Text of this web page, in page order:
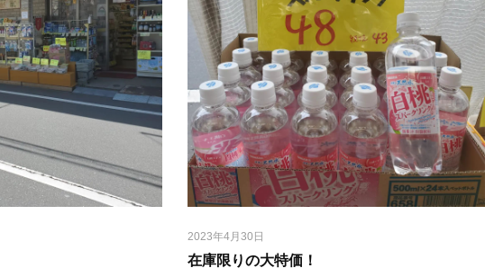
2023年4月30日
在庫限りの大特価！⁡